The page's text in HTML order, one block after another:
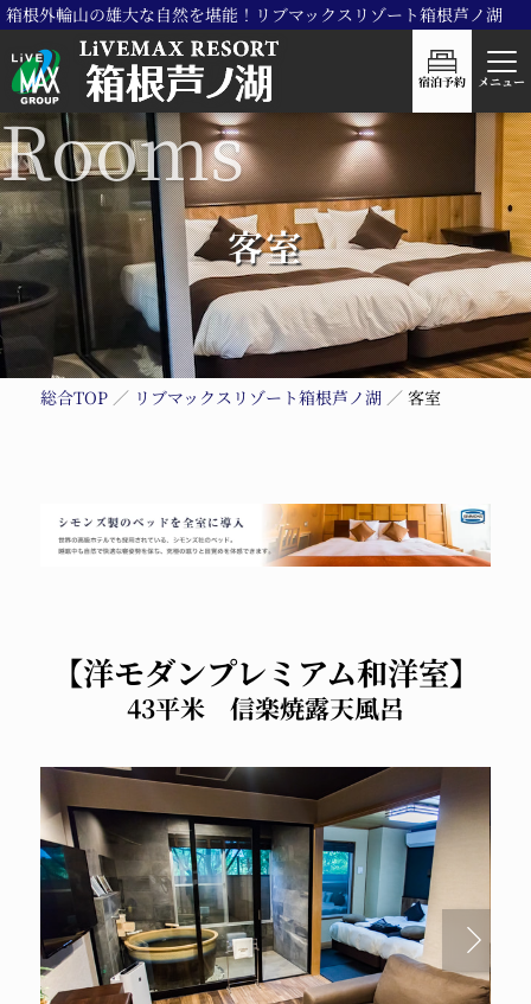
箱根外輪山の雄大な自然を堪能！リブマックスリゾート箱根芦ノ湖
宿泊予約 メニュー
客室
総合TOP リブマックスリゾート箱根芦ノ湖 客室
【洋モダンプレミアム和洋室】
43平米 信楽焼露天風呂